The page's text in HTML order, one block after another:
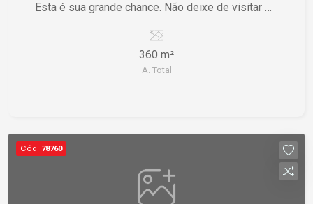
Esta é sua grande chance. Não deixe de visitar e
360 m²
A. Total
Cód. 78760